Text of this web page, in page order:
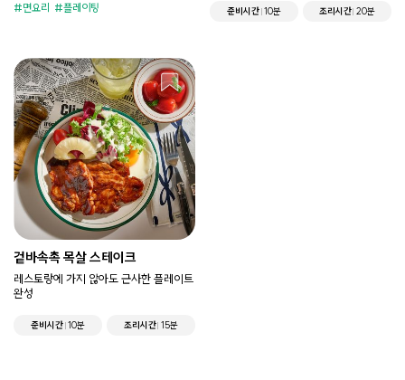
면요리 플레이팅 준비시간 10분 조리시간 20분
겉바속촉 목살 스테이크
레스토랑에 가지 않아도 근사한 플레이트
완성
준비시간 10분 조리시간 15분